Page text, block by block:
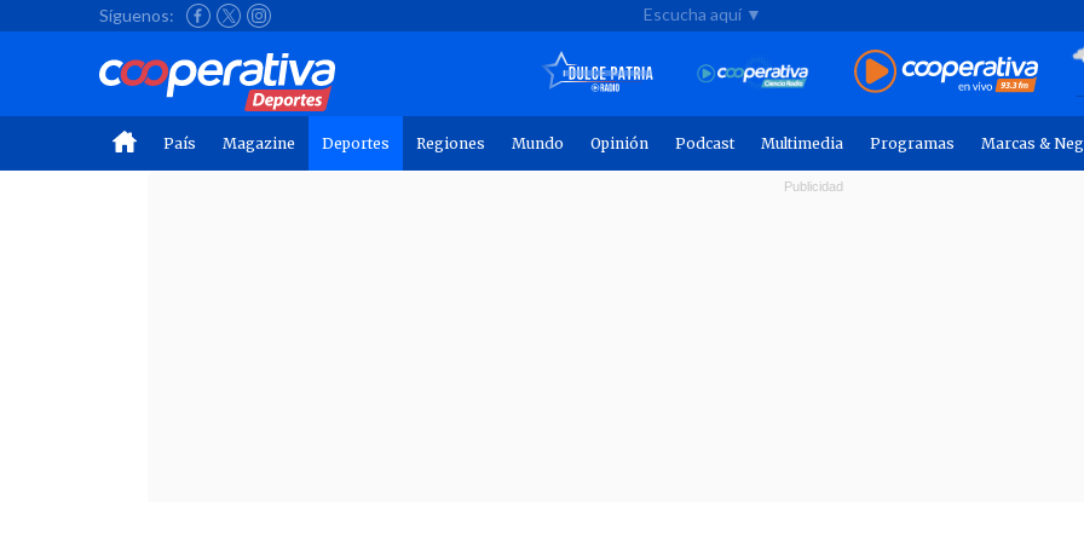
Síguenos: Escucha aquí ▼
País Magazine Deportes Regiones Mundo Opinión Podcast Multimedia Programas Marcas &